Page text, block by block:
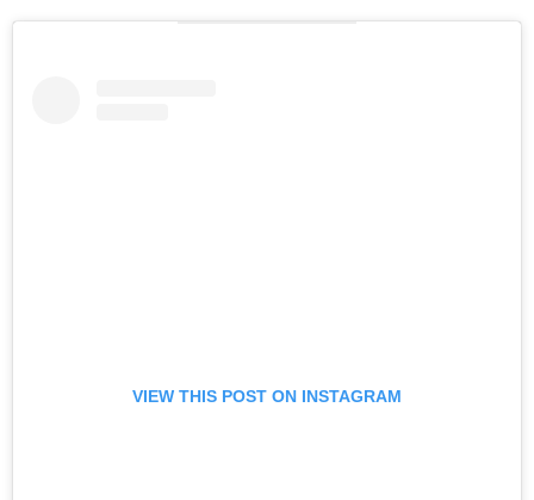
VIEW THIS POST ON INSTAGRAM